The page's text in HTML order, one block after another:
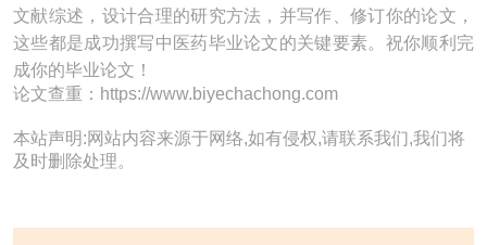
文献综述，设计合理的研究方法，并写作、修订你的论文，
这些都是成功撰写中医药毕业论文的关键要素。祝你顺利完
成你的毕业论文！
论文查重：https://www.biyechachong.com
本站声明:网站内容来源于网络,如有侵权,请联系我们,我们将
及时删除处理。